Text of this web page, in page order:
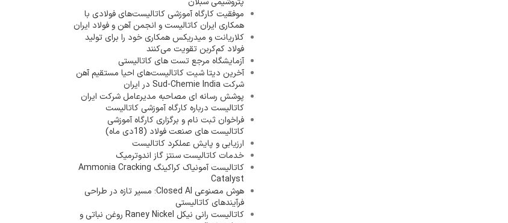
موفقیت کارگاه آموزشی کاتالیست‌های فولادی با
همکاری ایران کاتالیست و انجمن آهن و فولاد ایران
کلاریانت و میدریکس همکاری خود را برای تولید
فولاد کم‌کربن تقویت می‌کنند
آزمایشگاه مرجع تست های کاتالیستی
آخرین دیتا شیت کاتالیست‌های احیا مستقیم آهن
شرکت Sud-Chemie India در ایران
پوشش رسانه ای مصاحبه مدیرعامل شرکت ایران
کاتالیست درباره کارگاه آموزشی کاتالیست
فراخوان ثبت نام و برگزاری کارگاه آموزشی
کاتالیست های صنعت فولاد (18دی ماه)
ارزیابی و پایش عملکرد کاتالیست
خدمات کاتالیست سنتز گاز اندوترمیک
کاتالیست آمونیاک کراکینگ Ammonia Cracking
Catalyst
هوش مصنوعی Closed AI؛ مسیر تازه در طراحی
فرآیندهای کاتالیستی
کاتالیست رانی نیکل Raney Nickel روغن نباتی و